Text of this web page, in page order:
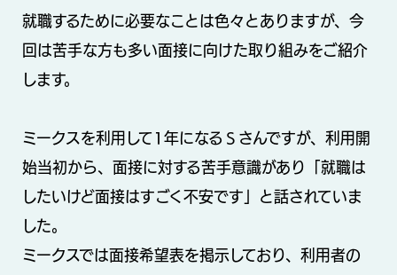
就職するために必要なことは色々とありますが、今
回は苦手な方も多い面接に向けた取り組みをご紹介
します。
ミークスを利用して1年になるＳさんですが、利用開
始当初から、面接に対する苦手意識があり「就職は
したいけど面接はすごく不安です」と話されていま
した。
ミークスでは面接希望表を掲示しており、利用者の